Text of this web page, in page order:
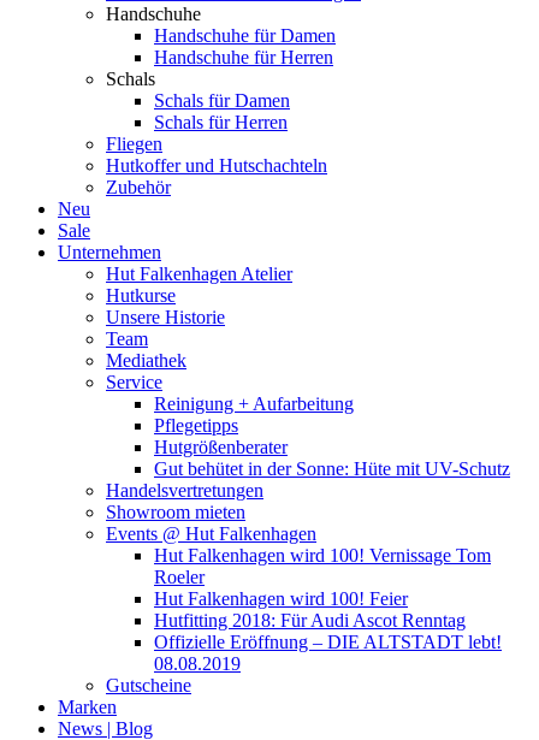
Handschuhe
Handschuhe für Damen
Handschuhe für Herren
Schals
Schals für Damen
Schals für Herren
Fliegen
Hutkoffer und Hutschachteln
Zubehör
Neu
Sale
Unternehmen
Hut Falkenhagen Atelier
Hutkurse
Unsere Historie
Team
Mediathek
Service
Reinigung + Aufarbeitung
Pflegetipps
Hutgrößenberater
Gut behütet in der Sonne: Hüte mit UV-Schutz
Handelsvertretungen
Showroom mieten
Events @ Hut Falkenhagen
Hut Falkenhagen wird 100! Vernissage Tom
Roeler
Hut Falkenhagen wird 100! Feier
Hutfitting 2018: Für Audi Ascot Renntag
Offizielle Eröffnung – DIE ALTSTADT lebt!
08.08.2019
Gutscheine
Marken
News | Blog